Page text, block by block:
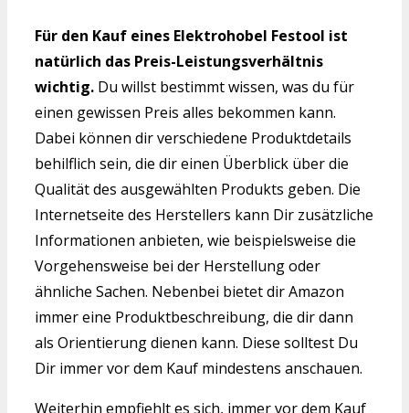
Für den Kauf eines Elektrohobel Festool ist
natürlich das Preis-Leistungsverhältnis
wichtig. Du willst bestimmt wissen, was du für
einen gewissen Preis alles bekommen kann.
Dabei können dir verschiedene Produktdetails
behilflich sein, die dir einen Überblick über die
Qualität des ausgewählten Produkts geben. Die
Internetseite des Herstellers kann Dir zusätzliche
Informationen anbieten, wie beispielsweise die
Vorgehensweise bei der Herstellung oder
ähnliche Sachen. Nebenbei bietet dir Amazon
immer eine Produktbeschreibung, die dir dann
als Orientierung dienen kann. Diese solltest Du
Dir immer vor dem Kauf mindestens anschauen.
Weiterhin empfiehlt es sich, immer vor dem Kauf